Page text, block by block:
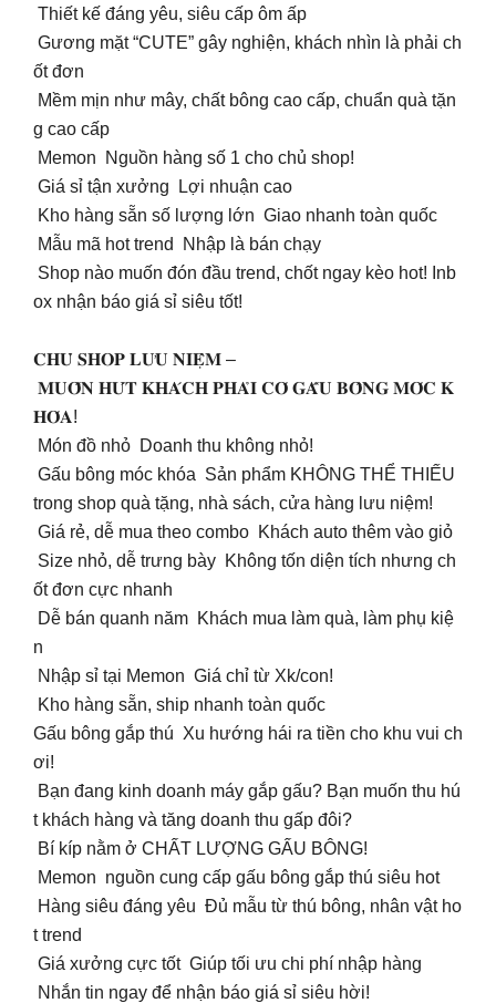
Thiết kế đáng yêu, siêu cấp ôm ấp
Gương mặt “CUTE” gây nghiện, khách nhìn là phải ch
ốt đơn
Mềm mịn như mây, chất bông cao cấp, chuẩn quà tặn
g cao cấp
Memon Nguồn hàng số 1 cho chủ shop!
Giá sỉ tận xưởng Lợi nhuận cao
Kho hàng sẵn số lượng lớn Giao nhanh toàn quốc
Mẫu mã hot trend Nhập là bán chạy
Shop nào muốn đón đầu trend, chốt ngay kèo hot! Inb
ox nhận báo giá sỉ siêu tốt!
𝐂𝐇𝐔̉ 𝐒𝐇𝐎𝐏 𝐋𝐔̛𝐔 𝐍𝐈𝐄̣̂𝐌 –
𝐌𝐔𝐎̂́𝐍 𝐇𝐔́𝐓 𝐊𝐇𝐀́𝐂𝐇 𝐏𝐇𝐀̉𝐈 𝐂𝐎́ 𝐆𝐀̂́𝐔 𝐁𝐎̂𝐍𝐆 𝐌𝐎́𝐂 𝐊
𝐇𝐎́𝐀!
Món đồ nhỏ Doanh thu không nhỏ!
Gấu bông móc khóa Sản phẩm KHÔNG THỂ THIẾU
trong shop quà tặng, nhà sách, cửa hàng lưu niệm!
Giá rẻ, dễ mua theo combo Khách auto thêm vào giỏ
Size nhỏ, dễ trưng bày Không tốn diện tích nhưng ch
ốt đơn cực nhanh
Dễ bán quanh năm Khách mua làm quà, làm phụ kiệ
n
Nhập sỉ tại Memon Giá chỉ từ Xk/con!
Kho hàng sẵn, ship nhanh toàn quốc
Gấu bông gắp thú Xu hướng hái ra tiền cho khu vui ch
ơi!
Bạn đang kinh doanh máy gắp gấu? Bạn muốn thu hú
t khách hàng và tăng doanh thu gấp đôi?
Bí kíp nằm ở CHẤT LƯỢNG GẤU BÔNG!
Memon nguồn cung cấp gấu bông gắp thú siêu hot
Hàng siêu đáng yêu Đủ mẫu từ thú bông, nhân vật ho
t trend
Giá xưởng cực tốt Giúp tối ưu chi phí nhập hàng
Nhắn tin ngay để nhận báo giá sỉ siêu hời!